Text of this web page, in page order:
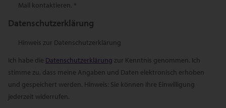
Mail kontaktieren. *
Datenschutzerklärung
Hinweis zur Datenschutzerklärung
Ich habe die Datenschutzerklärung zur Kenntnis genommen. Ich
stimme zu, dass meine Angaben und Daten elektronisch erhoben
und gespeichert werden. Hinweis: Sie können Ihre Einwilligung
jederzeit widerrufen.